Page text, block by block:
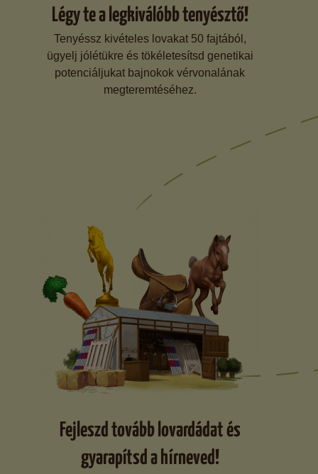
Légy te a legkiválóbb tenyésztő!
Tenyéssz kivételes lovakat 50 fajtából,
ügyelj jólétükre és tökéletesítsd genetikai
potenciáljukat bajnokok vérvonalának
megteremtéséhez.
Fejleszd tovább lovardádat és
gyarapítsd a hírneved!